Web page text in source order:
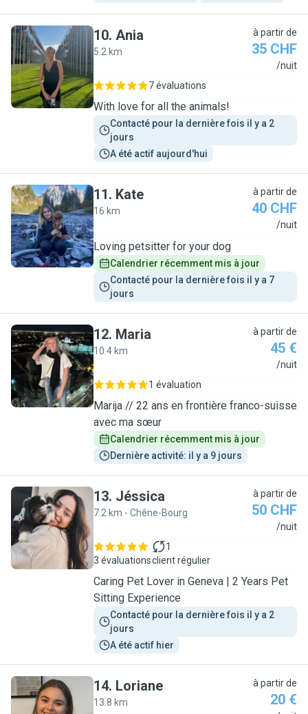
A
10. Ania
5.2 km
à partir de
35 CHF
/nuit
7 évaluations
With love for all the animals!
Contacté pour la dernière fois il y a 2
jours
A été actif aujourd'hui
K
11. Kate
16 km
à partir de
40 CHF
/nuit
Loving petsitter for your dog
Calendrier récemment mis à jour
Contacté pour la dernière fois il y a 7
jours
M
12. Maria
10.4 km
à partir de
45 €
/nuit
1 évaluation
Marija // 22 ans en frontière franco-suisse
avec ma sœur
Calendrier récemment mis à jour
Dernière activité: il y a 9 jours
J
13. Jéssica
7.2 km - Chêne-Bourg
à partir de
50 CHF
/nuit
3 évaluations
1
client régulier
Caring Pet Lover in Geneva | 2 Years Pet
Sitting Experience
Contacté pour la dernière fois il y a 2
jours
A été actif hier
14. Loriane
13.8 km
à partir de
20 €